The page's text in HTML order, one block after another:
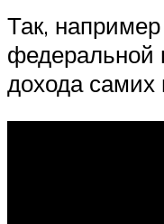
Так,
федеральной
дохода самих